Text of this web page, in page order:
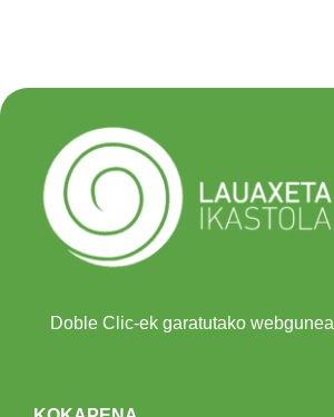
Doble Clic-ek garatutako webgunea